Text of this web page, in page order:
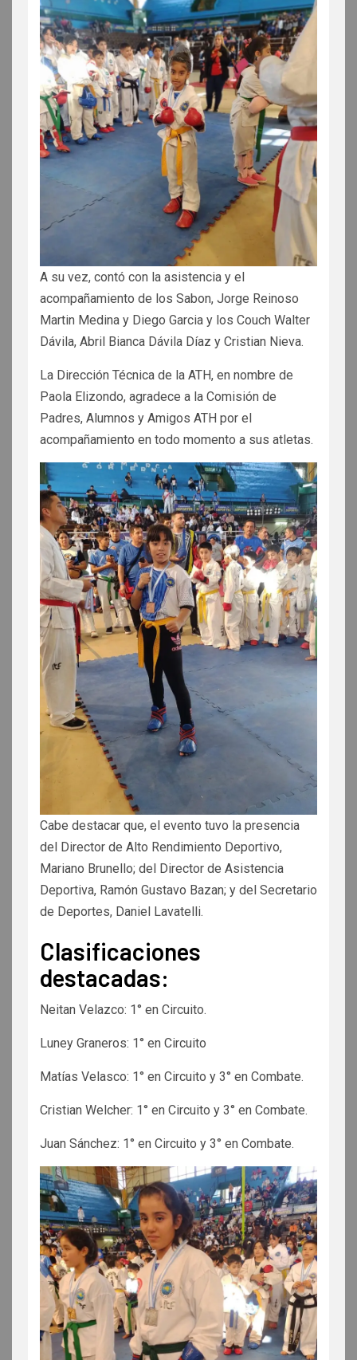
A su vez, contó con la asistencia y el
acompañamiento de los Sabon, Jorge Reinoso
Martin Medina y Diego Garcia y los Couch Walter
Dávila, Abril Bianca Dávila Díaz y Cristian Nieva.
La Dirección Técnica de la ATH, en nombre de
Paola Elizondo, agradece a la Comisión de
Padres, Alumnos y Amigos ATH por el
acompañamiento en todo momento a sus atletas.
Cabe destacar que, el evento tuvo la presencia
del Director de Alto Rendimiento Deportivo,
Mariano Brunello; del Director de Asistencia
Deportiva, Ramón Gustavo Bazan; y del Secretario
de Deportes, Daniel Lavatelli.
Clasificaciones
destacadas:
Neitan Velazco: 1° en Circuito.
Luney Graneros: 1° en Circuito
Matías Velasco: 1° en Circuito y 3° en Combate.
Cristian Welcher: 1° en Circuito y 3° en Combate.
Juan Sánchez: 1° en Circuito y 3° en Combate.